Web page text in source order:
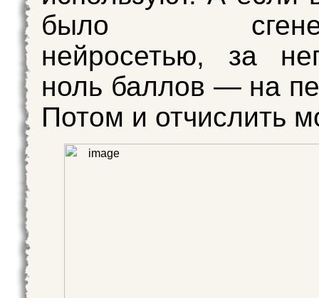
было
нейросетью, за
ноль баллов — на
Потом и отчислить